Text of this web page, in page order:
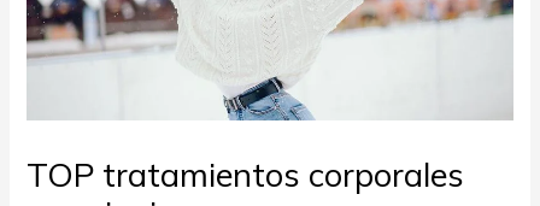
TOP tratamientos corporales